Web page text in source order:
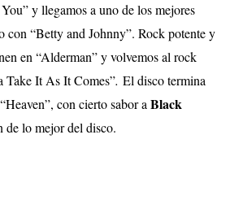
y llegamos a uno de los mejores
con “Betty and Johnny”. Rock potente y
en “Alderman” y volvemos al rock
Take It As It Comes”. El disco termina
con cierto sabor aBlack
de lo mejor del disco.